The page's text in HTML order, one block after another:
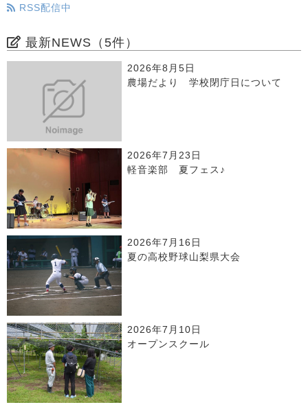
RSS配信中
最新NEWS（5件）
2026年8月5日
農場だより 学校閉庁日について
2026年7月23日
軽音楽部 夏フェス♪
2026年7月16日
夏の高校野球山梨県大会
2026年7月10日
オープンスクール